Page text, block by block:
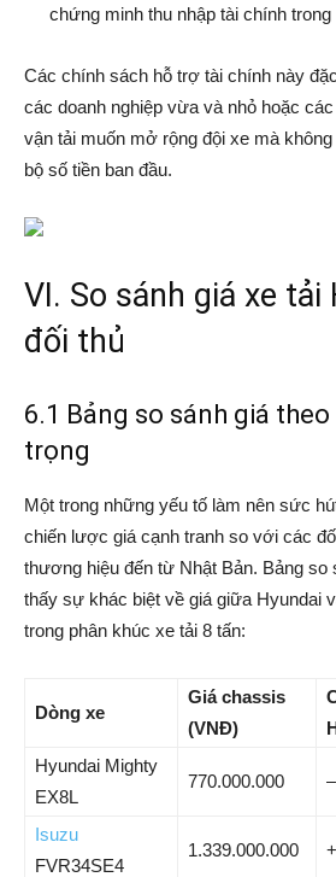
chứng minh thu nhập tài chính
Các chính sách hỗ trợ tài chính này
các doanh nghiệp vừa và nhỏ hoặc
vận tải muốn mở rộng đội xe mà
bộ số tiền ban đầu.
VI. So sánh giá xe tải
đối thủ
6.1 Bảng so sánh giá
trọng
Một trong những yếu tố làm nên sức
chiến lược giá cạnh tranh so với các
thương hiệu đến từ Nhật Bản. Bảng
thấy sự khác biệt về giá giữa Hyundai
trong phân khúc xe tải 8 tấn:
Dòng xe
Giá chassis
(VNĐ)
Hyundai Mighty
EX8L
770.000.000 –
Isuzu
FVR34SE4
1.339.000.000